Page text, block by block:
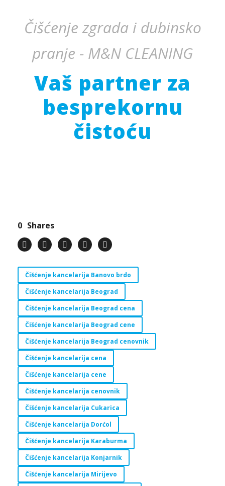
Čišćenje zgrada i dubinsko
pranje - M&N CLEANING
Vaš partner za
besprekornu
čistoću
0 Shares
Čišćenje kancelarija Banovo brdo
Čišćenje kancelarija Beograd
Čišćenje kancelarija Beograd cena
Čišćenje kancelarija Beograd cene
Čišćenje kancelarija Beograd cenovnik
Čišćenje kancelarija cena
Čišćenje kancelarija cene
Čišćenje kancelarija cenovnik
Čišćenje kancelarija Cukarica
Čišćenje kancelarija Dorćol
Čišćenje kancelarija Karaburma
Čišćenje kancelarija Konjarnik
Čišćenje kancelarija Mirijevo